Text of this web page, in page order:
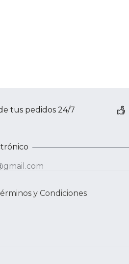
tus pedidos 24/7
y Condiciones